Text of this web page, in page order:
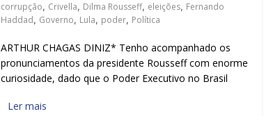
corrupção, Crivella, Dilma Rousseff, eleições, Fernando
Haddad, Governo, Lula, poder, Política
ARTHUR CHAGAS DINIZ* Tenho acompanhado os
pronunciamentos da presidente Rousseff com enorme
curiosidade, dado que o Poder Executivo no Brasil
Ler mais